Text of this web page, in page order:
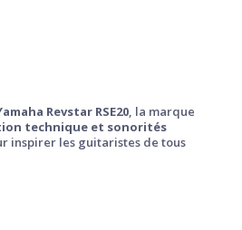
Revstar RSE20, la marque
technique et sonorités
inspirer les guitaristes de tous